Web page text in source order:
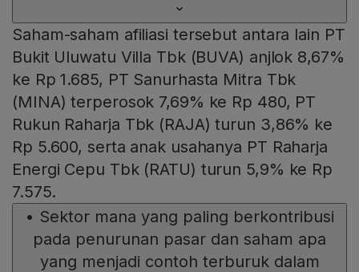
Saham-saham afiliasi tersebut antara lain PT
Bukit Uluwatu Villa Tbk (BUVA) anjlok 8,67%
ke Rp 1.685, PT Sanurhasta Mitra Tbk
(MINA) terperosok 7,69% ke Rp 480, PT
Rukun Raharja Tbk (RAJA) turun 3,86% ke
Rp 5.600, serta anak usahanya PT Raharja
Energi Cepu Tbk (RATU) turun 5,9% ke Rp
7.575.
• Sektor mana yang paling berkontribusi
pada penurunan pasar dan saham apa
yang menjadi contoh terburuk dalam